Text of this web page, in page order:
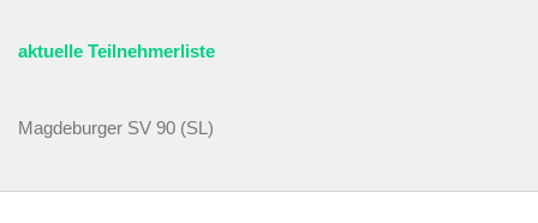
aktuelle Teilnehmerliste
Magdeburger SV 90 (SL)